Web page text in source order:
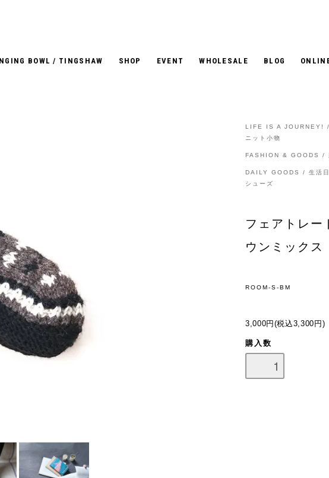
BOWL / TINGSHAW SHOP EVENT WHOLESALE BLOG
LIFE IS A JOURNEY! /
ニット小物
FASHION & GOODS /
DAILY GOODS / 生活
シューズ
フェアトレー
ウンミックス
ROOM-S-BM
3,000円(税込3,300円)
購入数